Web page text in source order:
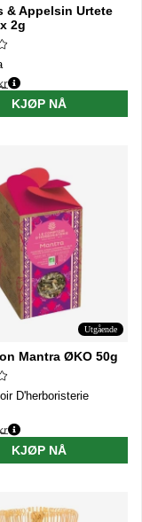
& Appelsin Urtete
2g
KJØP NÅ
Utgående
Mantra ØKO 50g
D'herboristerie
KJØP NÅ